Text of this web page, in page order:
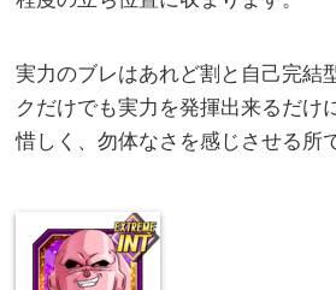
実力のブレはあれど割と自己完結
クだけでも実力を発揮出来るだけ
惜しく、勿体なさを感じさせる所